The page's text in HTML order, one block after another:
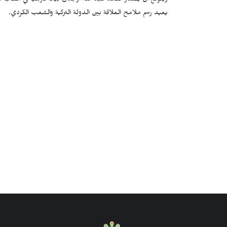
يعيد رسم ملامح العلاقة بين الدولة التركية والشعب الكردي.